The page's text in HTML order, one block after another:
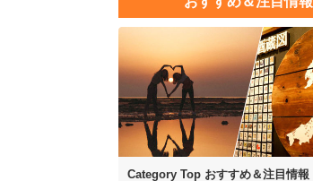
Category Top おすすめ＆注目情報